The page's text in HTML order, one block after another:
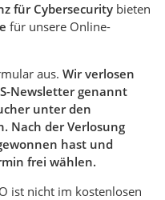
für Cybersecurity bieten
für unsere Online-
aus. Wir verlosen
Newsletter genannt
unter den
Nach der Verlosung
hast und
frei wählen.
ist nicht im kostenlosen